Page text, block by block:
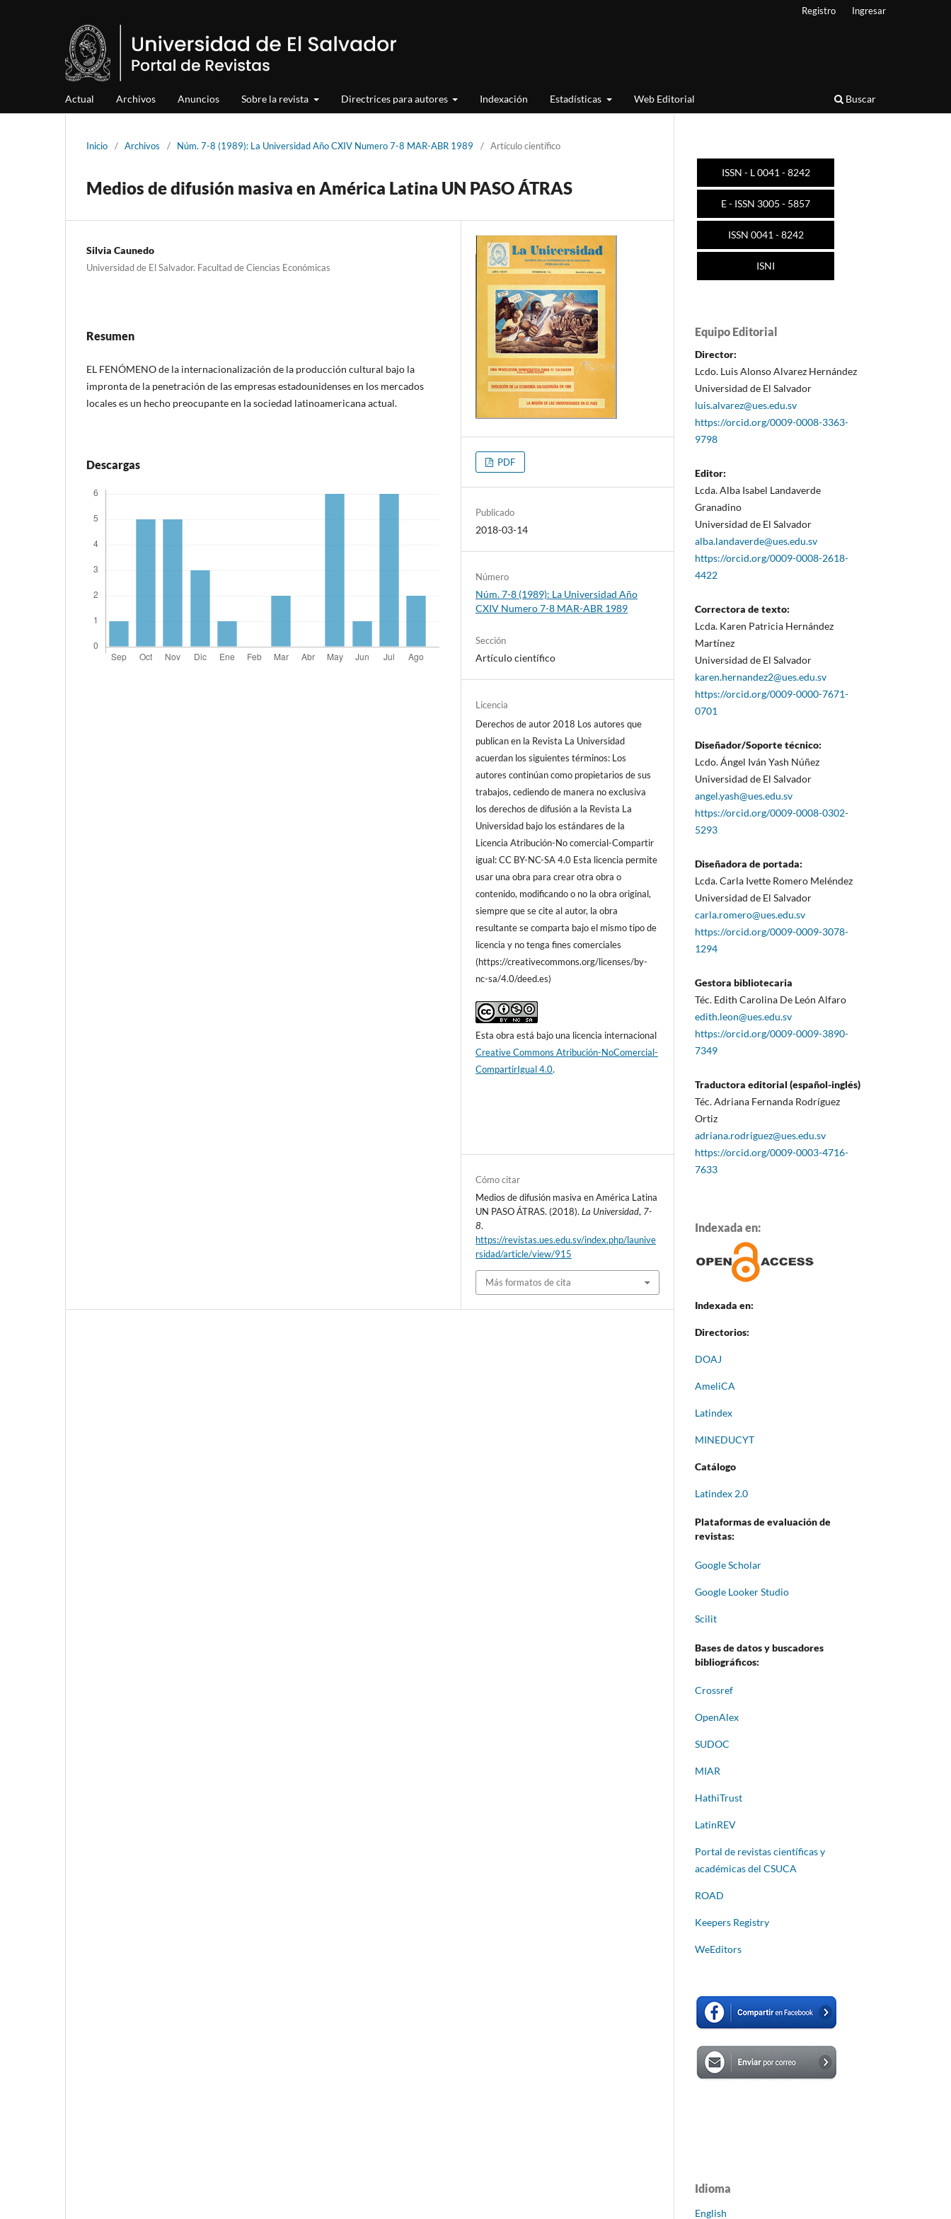
Actual Archivos Anuncios Sobre la revista Directrices para autores Indexación Estadísticas Web Editorial Buscar
Registro Ingresar
Inicio / Archivos / Núm. 7-8 (1989): La Universidad Año CXIV Numero 7-8 MAR-ABR 1989 / Artículo científico
Medios de difusión masiva en América Latina UN PASO ÁTRAS
Silvia Caunedo
Universidad de El Salvador. Facultad de Ciencias Económicas
Resumen
EL FENÓMENO de la internacionalización de la producción cultural bajo la
impronta de la penetración de las empresas estadounidenses en los mercados
locales es un hecho preocupante en la sociedad latinoamericana actual.
Descargas PDF
Publicado
2018-03-14
Número
Núm. 7-8 (1989): La Universidad Año
CXIV Numero 7-8 MAR-ABR 1989
Sección
Artículo científico
Licencia
Derechos de autor 2018 Los autores que
publican en la Revista La Universidad
acuerdan los siguientes términos: Los
autores continúan como propietarios de sus
trabajos, cediendo de manera no exclusiva
los derechos de difusión a la Revista La
Universidad bajo los estándares de la
Licencia Atribución-No comercial-Compartir
igual: CC BY-NC-SA 4.0 Esta licencia permite
usar una obra para crear otra obra o
contenido, modificando o no la obra original,
siempre que se cite al autor, la obra
resultante se comparta bajo el mismo tipo de
licencia y no tenga fines comerciales
(https://creativecommons.org/licenses/by-
nc-sa/4.0/deed.es)
Esta obra está bajo una licencia internacional
Creative Commons Atribución-NoComercial-
CompartirIgual 4.0.
Cómo citar
Medios de difusión masiva en América Latina
UN PASO ÁTRAS. (2018).La Universidad, 7-
8.
https://revistas.ues.edu.sv/index.php/launive
rsidad/article/view/915
Más formatos de cita
ISSN - L 0041 - 8242
E - ISSN 3005 - 5857
ISSN 0041 - 8242
ISNI
Equipo Editorial
Director:
Lcdo. Luis Alonso Alvarez Hernández
Universidad de El Salvador
luis.alvarez@ues.edu.sv
https://orcid.org/0009-0008-3363-
9798
Editor:
Lcda. Alba Isabel Landaverde
Granadino
Universidad de El Salvador
alba.landaverde@ues.edu.sv
https://orcid.org/0009-0008-2618-
4422
Correctora de texto:
Lcda. Karen Patricia Hernández
Martínez
Universidad de El Salvador
karen.hernandez2@ues.edu.sv
https://orcid.org/0009-0000-7671-
0701
Diseñador/Soporte técnico:
Lcdo. Ángel Iván Yash Núñez
Universidad de El Salvador
angel.yash@ues.edu.sv
https://orcid.org/0009-0008-0302-
5293
Diseñadora de portada:
Lcda. Carla Ivette Romero Meléndez
Universidad de El Salvador
carla.romero@ues.edu.sv
https://orcid.org/0009-0009-3078-
1294
Gestora bibliotecaria
Téc. Edith Carolina De León Alfaro
edith.leon@ues.edu.sv
https://orcid.org/0009-0009-3890-
7349
Traductora editorial (español-inglés)
Téc. Adriana Fernanda Rodríguez
Ortiz
adriana.rodriguez@ues.edu.sv
https://orcid.org/0009-0003-4716-
7633
Indexada en:
Indexada en:
Directorios:
DOAJ
AmeliCA
Latindex
MINEDUCYT
Catálogo
Latindex 2.0
Plataformas de evaluación de
revistas:
Google Scholar
Google Looker Studio
Scilit
Bases de datos y buscadores
bibliográficos:
Crossref
OpenAlex
SUDOC
MIAR
HathiTrust
LatinREV
Portal de revistas científicas y
académicas del CSUCA
ROAD
Keepers Registry
WeEditors
Idioma
English